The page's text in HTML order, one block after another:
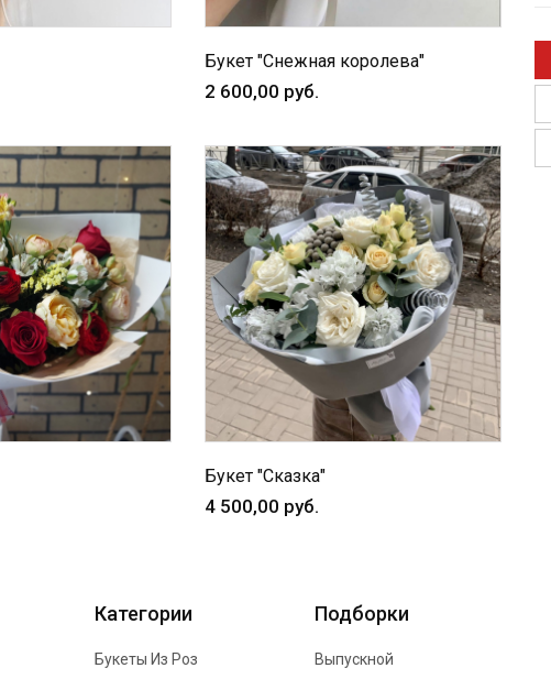
Букет "Снежная королева"
2 600,00 руб.
Букет "Сказка"
4 500,00 руб.
Категории
Букеты Из Роз
Подборки
Выпускной